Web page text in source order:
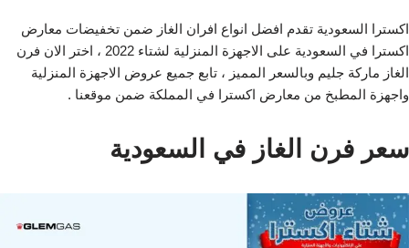
اكسترا السعودية تقدم افضل انواع افران الغاز ضمن تخفيضات معارض
اكسترا في السعودية على الاجهزة المنزلية لشتاء 2022 ، اختر الان فرن
الغاز ماركة جليم وبالسعر المميز ، تابع جميع عروض الاجهزة المنزلية
واجهزة المطبخ من معارض اكسترا في المملكة ضمن موقعنا .
سعر فرن الغاز في السعودية